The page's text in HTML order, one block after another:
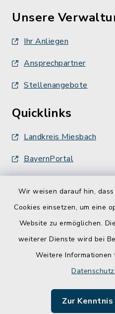
Wir weisen darauf hin,
Cookies einsetzen, um eine
Website zu ermöglichen.
weiterer Dienste wird bei
Weitere Informationen
Zur
Unsere
Ihr Anliegen
Ansprechpartner
Stellenangebote
Quicklinks
Landkreis Miesbach
BayernPortal